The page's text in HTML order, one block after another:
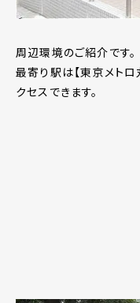
周辺環境のご紹介です。
最寄り駅は【東京メト
クセスできます。